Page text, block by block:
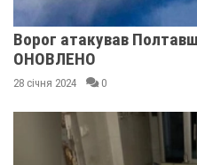
Ворог атакував
ОНОВЛЕНО
28 січня 2024 0